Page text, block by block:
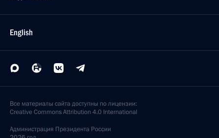
English
Все материалы сайта доступны по лицензии:
Creative Commons Attribution 4.0 International
Администрация Президента России